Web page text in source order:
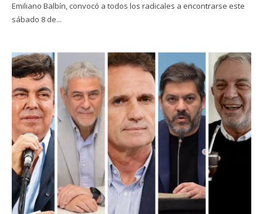
Emiliano Balbín, convocó a todos los radicales a encontrarse este
sábado 8 de...